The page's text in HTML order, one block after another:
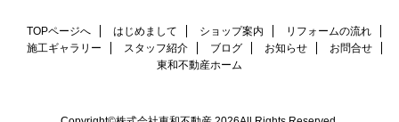
TOPページへ はじめまして ショップ案内
リフォームの流れ
施工ギャラリー
スタッフ紹介 ブログ お知らせ
お問合せ
東和不動産ホーム